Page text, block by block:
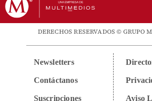
DERECHOS RESERVADOS © GRUPO
Newsletters
Contáctanos
Suscripciones Aviso